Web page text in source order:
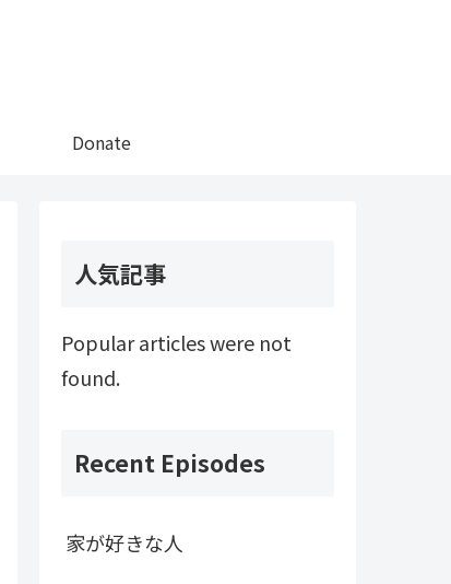
Donate
人気記事
Popular articles were not
found.
Recent Episodes
家が好きな人